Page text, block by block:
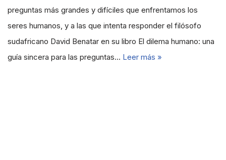
preguntas más grandes y difíciles que enfrentamos los
seres humanos, y a las que intenta responder el filósofo
sudafricano David Benatar en su libro El dilema humano: una
guía sincera para las preguntas… Leer más »